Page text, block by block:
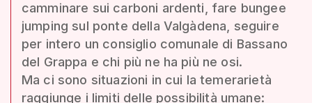
camminare sui carboni ardenti, fare bungee
jumping sul ponte della Valgàdena, seguire
per intero un consiglio comunale di Bassano
del Grappa e chi più ne ha più ne osi.
Ma ci sono situazioni in cui la temerarietà
raggiunge i limiti delle possibilità umane: